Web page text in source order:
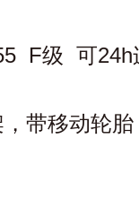
F级 可24h
带移动轮